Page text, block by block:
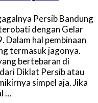
Persib Bandung
dengan Gelar
Dalam hal pembinaan
termasuk jagonya.
bertebaran di
Diklat Persib atau
simpel aja. Jika
…